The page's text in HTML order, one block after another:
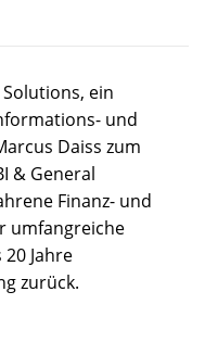
ein
und
Daiss zum
& General
Finanz- und
umfangreiche
Jahre
zurück.